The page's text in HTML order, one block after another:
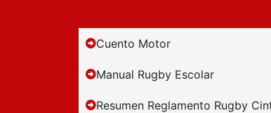
Cuento Motor
Manual Rugby Escolar
Resumen Reglamento Rugby